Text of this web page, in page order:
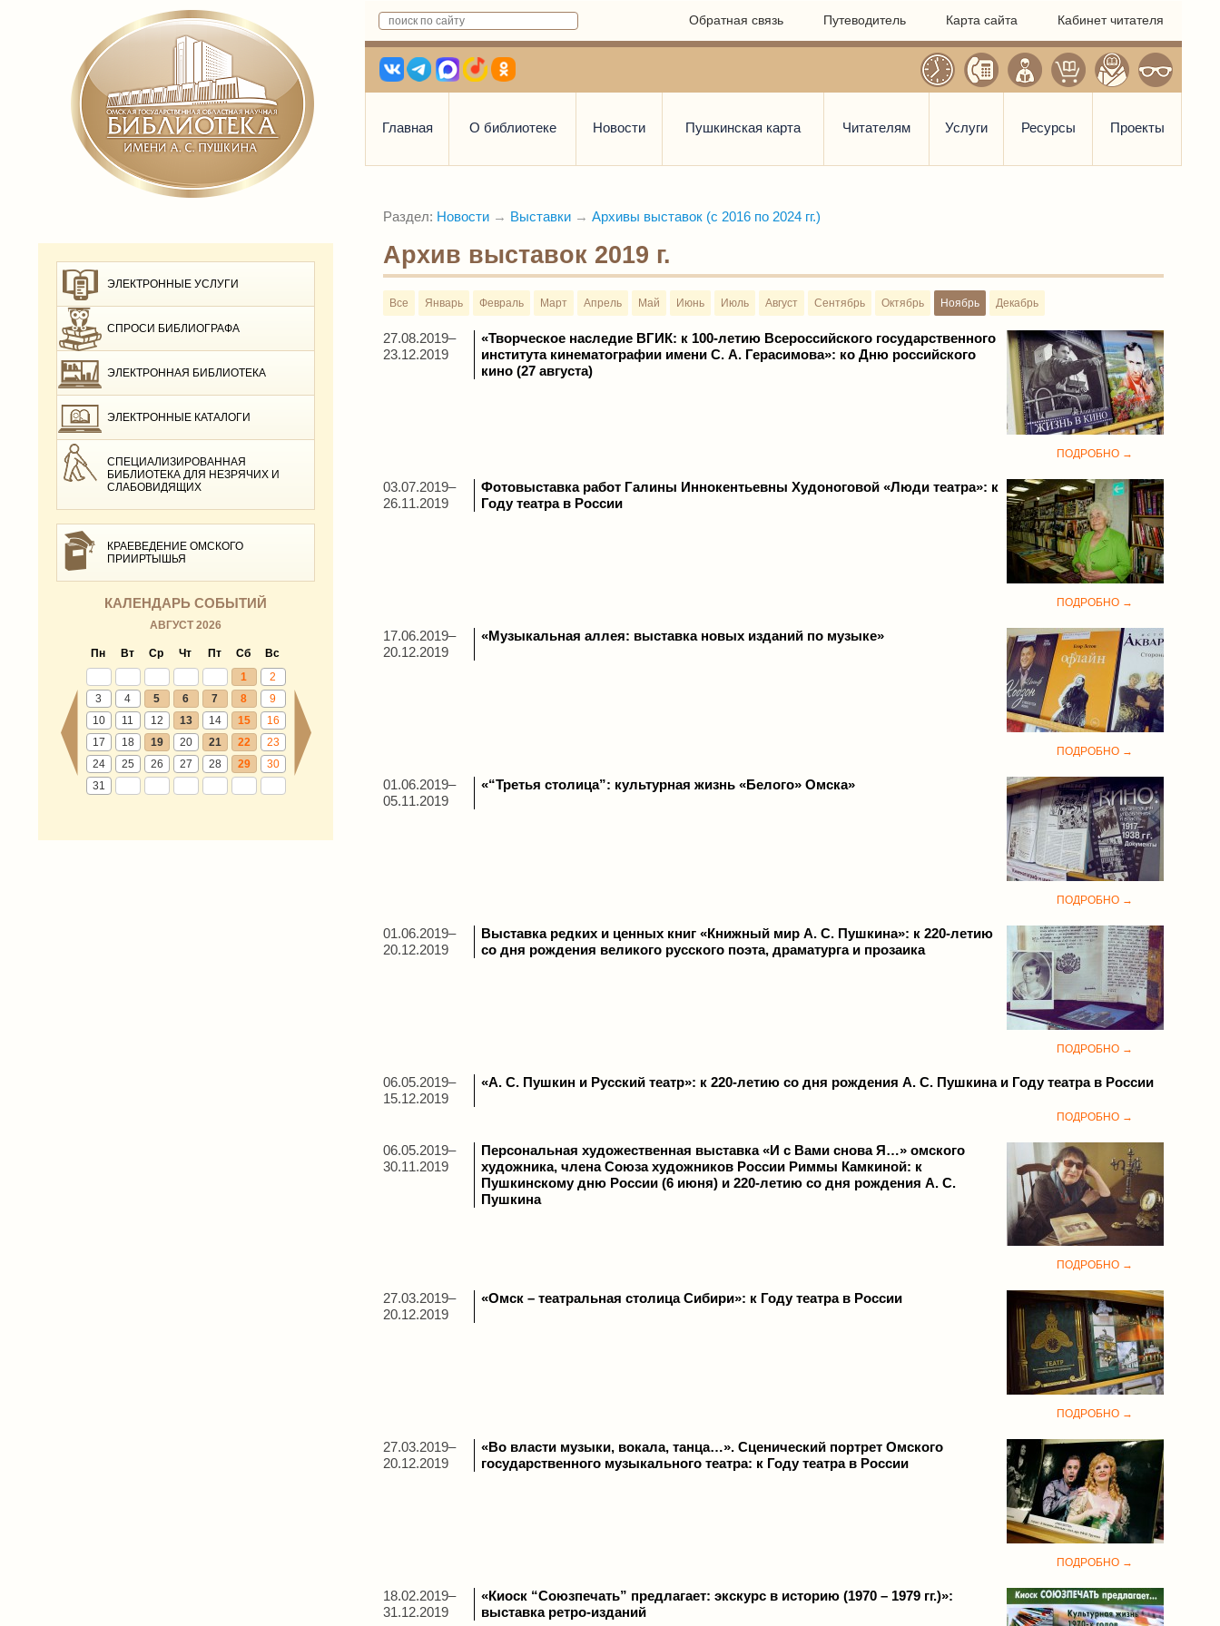
Обратная связь Путеводитель Карта сайта Кабинет читателя
Главная О библиотеке Новости Пушкинская карта Читателям Услуги Ресурсы Проекты
ЭЛЕКТРОННЫЕ УСЛУГИ
СПРОСИ БИБЛИОГРАФА
ЭЛЕКТРОННАЯ БИБЛИОТЕКА
ЭЛЕКТРОННЫЕ КАТАЛОГИ
СПЕЦИАЛИЗИРОВАННАЯ
БИБЛИОТЕКА ДЛЯ НЕЗРЯЧИХ И
СЛАБОВИДЯЩИХ
КРАЕВЕДЕНИЕ ОМСКОГО
ПРИИРТЫШЬЯ
КАЛЕНДАРЬ СОБЫТИЙ
АВГУСТ 2026
Пн Вт Ср Чт Пт Сб
Вс
1
2
3
4 5 6 7 8
9
10
11 12 13 14 15
16
17
18 19 20 21 22
23
24
25 26 27 28 29
30
31
Раздел: Новости → Выставки → Архивы выставок (с 2016 по 2024 гг.)
Архив выставок 2019 г.
Все Январь Февраль Март Апрель Май Июнь Июль Август Сентябрь Октябрь Ноябрь Декабрь
27.08.2019–
23.12.2019
«Творческое наследие ВГИК: к 100-летию Всероссийского государственного
института кинематографии имени С. А. Герасимова»: ко Дню российского
кино (27 августа)
ПОДРОБНО →
03.07.2019–
26.11.2019
Фотовыставка работ Галины Иннокентьевны Худоноговой «Люди театра»: к
Году театра в России
ПОДРОБНО →
17.06.2019–
20.12.2019
«Музыкальная аллея: выставка новых изданий по музыке»
ПОДРОБНО →
01.06.2019–
05.11.2019
«“Третья столица”: культурная жизнь «Белого» Омска»
ПОДРОБНО →
01.06.2019–
20.12.2019
Выставка редких и ценных книг «Книжный мир А. С. Пушкина»: к 220-летию
со дня рождения великого русского поэта, драматурга и прозаика
ПОДРОБНО →
06.05.2019–
15.12.2019
«А. С. Пушкин и Русский театр»: к 220-летию со дня рождения А. С. Пушкина и Году театра в России
ПОДРОБНО →
06.05.2019–
30.11.2019
Персональная художественная выставка «И с Вами снова Я…» омского
художника, члена Союза художников России Риммы Камкиной: к
Пушкинскому дню России (6 июня) и 220-летию со дня рождения А. С.
Пушкина
ПОДРОБНО →
27.03.2019–
20.12.2019
«Омск – театральная столица Сибири»: к Году театра в России
ПОДРОБНО →
27.03.2019–
20.12.2019
«Во власти музыки, вокала, танца…». Сценический портрет Омского
государственного музыкального театра: к Году театра в России
ПОДРОБНО →
18.02.2019–
31.12.2019
«Киоск “Союзпечать” предлагает: экскурс в историю (1970 – 1979 гг.)»:
выставка ретро-изданий